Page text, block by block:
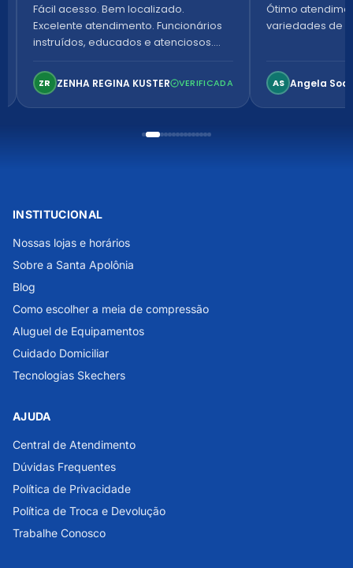
Fácil acesso. Bem localizado.
Excelente atendimento. Funcionários
instruídos, educados e atenciosos.
confortável. Perfeito!
ZR ZENHA REGINA KUSTER VERIFICADA
Ótimo
variedades de
AS Angela
INSTITUCIONAL
Nossas lojas e horários
Sobre a Santa Apolônia
Blog
Como escolher a meia de compressão
Aluguel de Equipamentos
Cuidado Domiciliar
Tecnologias Skechers
AJUDA
Central de Atendimento
Dúvidas Frequentes
Política de Privacidade
Política de Troca e Devolução
Trabalhe Conosco